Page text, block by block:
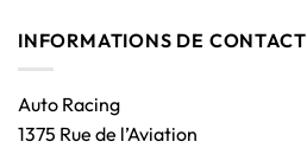
INFORMATIONS DE CONTACT
Auto Racing
1375 Rue de l’Aviation